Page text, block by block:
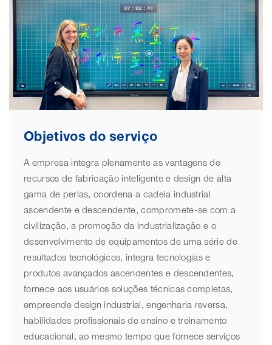
Objetivos do serviço
A empresa integra plenamente as vantagens de
recursos de fabricação inteligente e design de alta
gama de perlas, coordena a cadeia industrial
ascendente e descendente, compromete-se com a
civilização, a promoção da industrialização e o
desenvolvimento de equipamentos de uma série de
resultados tecnológicos, integra tecnologias e
produtos avançados ascendentes e descendentes,
fornece aos usuários soluções técnicas completas,
empreende design industrial, engenharia reversa,
habilidades profissionais de ensino e treinamento
educacional, ao mesmo tempo que fornece serviços